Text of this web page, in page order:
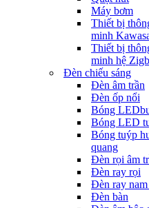
Máy bơm
Thiết bị
minh
Thiết bị
minh hệ
Đèn chiếu sáng
Đèn âm trần
Đèn ốp nổi
Bóng
Bóng LED
Bóng tuýp
quang
Đèn rọi âm
Đèn ray rọi
Đèn ray nam
Đèn bàn